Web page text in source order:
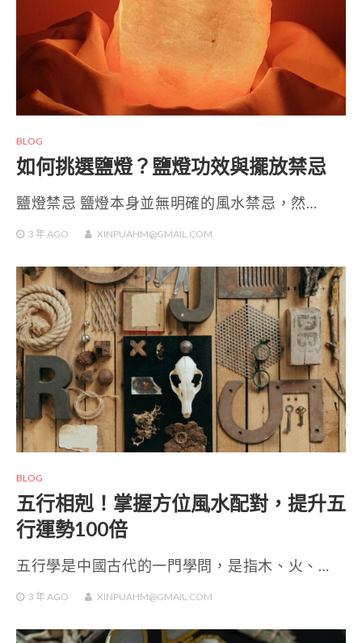
BLOG
如何挑選鹽燈？鹽燈功效與擺放禁忌
鹽燈禁忌 鹽燈本身並無明確的風水禁忌，然…
3 年AGO XINPUAHM@GMAIL.COM
BLOG
五行相剋！掌握方位風水配對，提升五
行運勢100倍
五行學是中國古代的一門學問，是指木、火、…
3 年AGO XINPUAHM@GMAIL.COM